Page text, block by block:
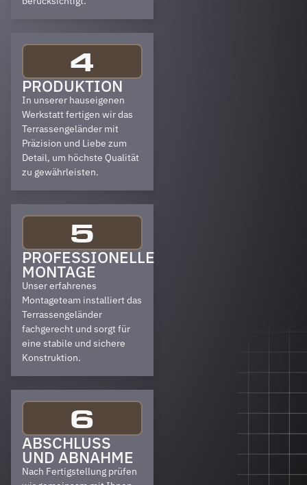
4
PRODUKTION
In unserer hauseigenen
Werkstatt fertigen wir das
Terrassengeländer mit
Präzision und Liebe zum
Detail, um höchste Qualität
zu gewährleisten.
5
PROFESSIONELLE
MONTAGE
Unser erfahrenes
Montageteam installiert das
Terrassengeländer
fachgerecht und sorgt für
eine stabile und sichere
Konstruktion.
6
ABSCHLUSS
UND ABNAHME
Nach Fertigstellung prüfen